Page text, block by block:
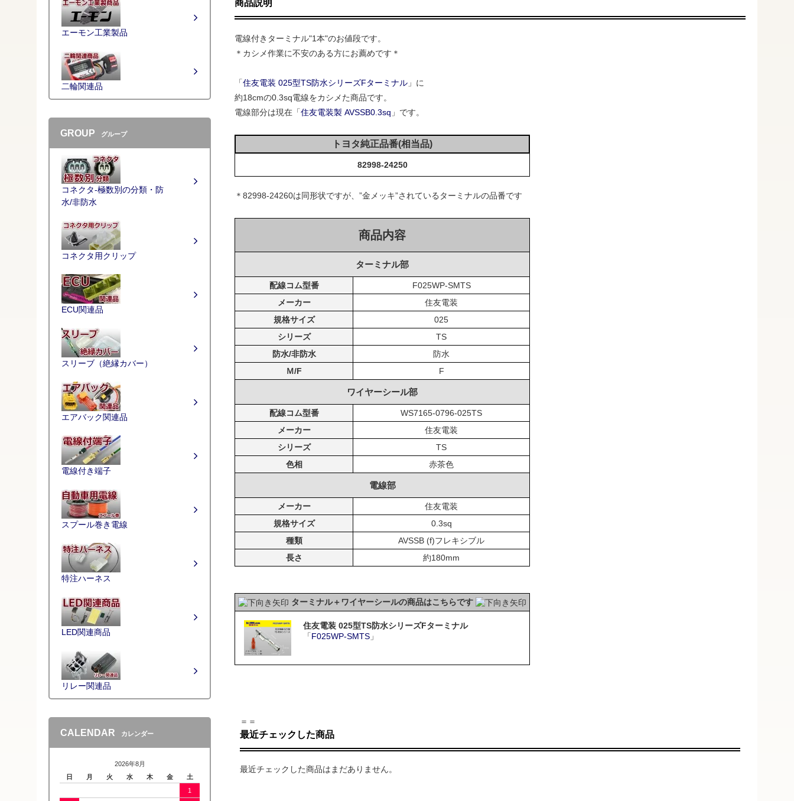
商品説明
電線付きターミナル"1本"のお値段です。
＊カシメ作業に不安のある方にお薦めです＊
「住友電装 025型TS防水シリーズFターミナル 」に
約18cmの0.3sq電線をカシメた商品です。
電線部分は現在「住友電装製 AVSSB0.3sq 」です。
トヨタ純正品番(相当品)
82998-24250
＊82998-24260は同形状ですが、”金メッキ”されているターミナルの品番です
商品内容
ターミナル部
配線コム型番
F025WP-SMTS
メーカー
住友電装
規格サイズ
025
シリーズ
TS
防水/非防水
防水
Ｍ/F
F
ワイヤーシール部
配線コム型番
WS7165-0796-025TS
メーカー
住友電装
シリーズ
TS
色相
赤茶色
電線部
メーカー
住友電装
規格サイズ
0.3sq
種類
AVSSB (f)フレキシブル
長さ
約180mm
ターミナル＋ワイヤーシールの商品はこちらです
住友電装 025型TS防水シリーズFターミナル
「F025WP-SMTS 」
＝＝
最近チェックした商品
最近チェックした商品はまだありません。
エーモン工業製品
二輪関連品
GROUP グループ
コネクタ-極数別の分類・防
水/非防水
コネクタ用クリップ
ECU関連品
スリーブ（絶縁カバー）
エアバック関連品
電線付き端子
スプール巻き電線
特注ハーネス
LED関連商品
リレー関連品
CALENDAR カレンダー
2026年8月
日
月 火 水 木 金
土
1